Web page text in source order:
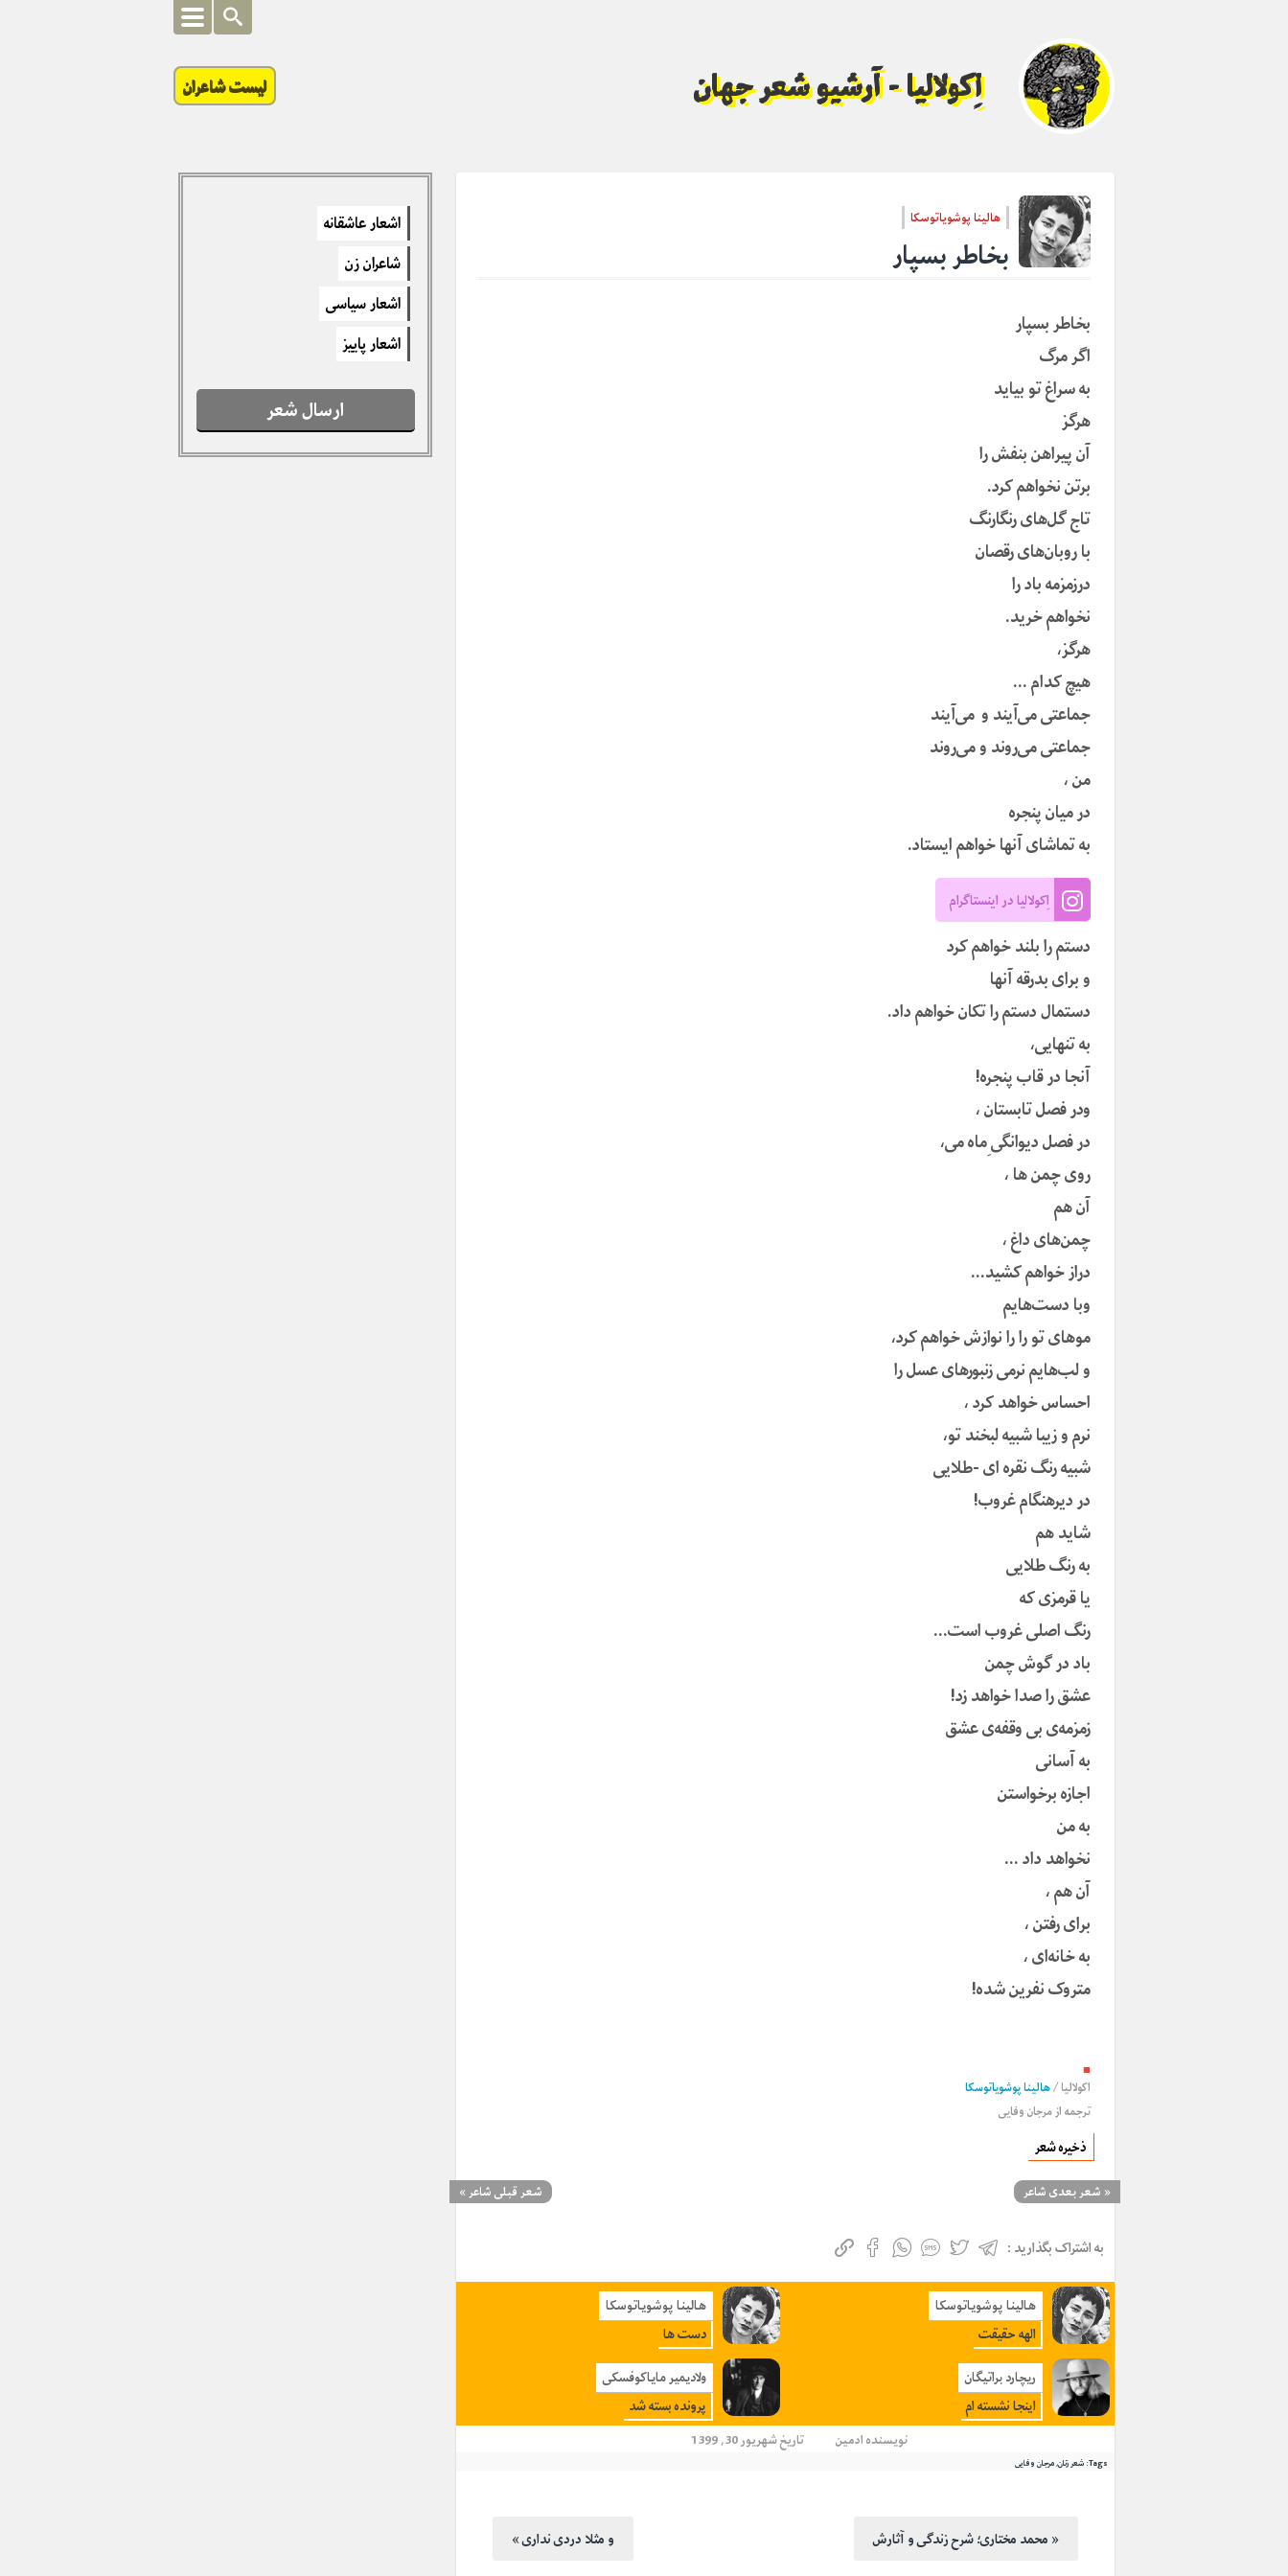
اِکولالیا - آرشیو شعر جهان لیست شاعران
هالینا پوشویاتوسکا
بخاطر بسپار
بخاطر بسپار
اگر مرگ
به سراغ تو بیاید
هرگز
آن پیراهن بنفش را
برتن نخواهم کرد.
تاج گل‌های رنگارنگ
با روبان‌های رقصان
درزمزمه باد را
نخواهم خرید.
هرگز،
هیچ کدام …
جماعتی می‌آیند و‌ می‌آیند
جماعتی می‌روند و می‌روند
من ،
در میان پنجره
به تماشای آنها خواهم ایستاد.
اِکولالیا در اینستاگرام
دستم را بلند خواهم کرد
و برای بدرقه آنها
دستمال دستم‌ را تکان خواهم داد.
به تنهایی،
آنجا در قاب پنجره!
ودر فصل تابستان ،
در فصل دیوانگی ِماه می،
روی چمن ها ،
آن هم
چمن‌های داغ ،
دراز خواهم کشید…
وبا دست‌هایم
موهای تو را را نوازش خواهم کرد،
و لب‌هایم نرمی زنبورهای عسل را
احساس خواهد کرد ،
نرم و زیبا شبیه لبخند تو،
شبیه رنگ‌ نقره ای -طلایی
در دیرهنگام غروب!
شاید هم
به رنگ طلایی
یا قرمزی که
رنگ‌ اصلی غروب است…
باد در گوش چمن
عشق را صدا خواهد زد!
زمزمه‌ی بی وقفه‌ی عشق
به آسانی
اجازه برخواستن
به من
نخواهد داد …
آن هم ،
برای رفتن ،
به خانه‌ای ،
متروک نفرین شده!
■
اکولالیا/هالینا پوشویاتوسکا
ترجمه ازمرجان وفایی
ذخیره شعر
« شعر بعدی شاعر شعر قبلی شاعر»
به اشتراک بگذارید :
هالینا پوشویاتوسکا
الهه حقیقت
هالینا پوشویاتوسکا
دست ها
ریچارد براتیگان
اینجا نشسته ام
ولادیمیر مایاکوفسکی
پرونده بسته شد
نویسندهادمین تاریخ شهریور 30, 1399
Tags: شعر زنان,مرجان وفایی
محمد مختاری؛ شرح زندگی و آثارش » « و مثلا دردی نداری
اشعار عاشقانه
شاعران زن
اشعار سیاسی
اشعار پاییز
ارسال شعر